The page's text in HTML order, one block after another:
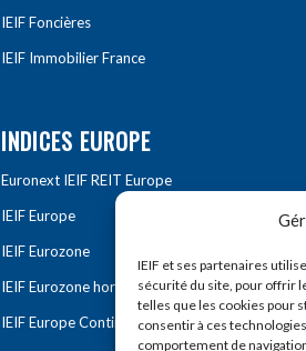
IEIF et ses partenaires
sécurité du site, pour offrir
telles que les cookies pour
consentir à ces
comportement de
IEIF Foncières
IEIF Immobilier France
INDICES EUROPE
Euronext IEIF REIT Europe
IEIF Europe
IEIF Eurozone
IEIF Eurozone hors France
IEIF Europe Continentale